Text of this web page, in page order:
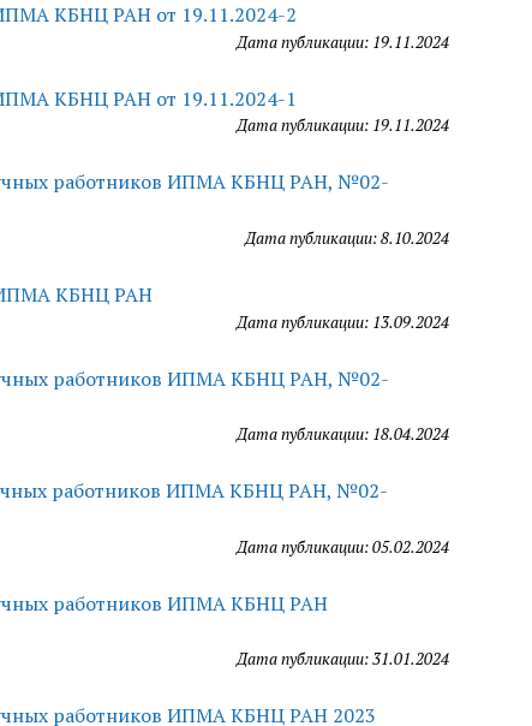
КБНЦ РАН от 19.11.2024-2
Дата публикации: 19.11.2024
КБНЦ РАН от 19.11.2024-1
Дата публикации: 19.11.2024
работников ИПМА КБНЦ РАН, №02-
Дата публикации: 8.10.2024
ИПМА КБНЦ РАН
Дата публикации: 13.09.2024
работников ИПМА КБНЦ РАН, №02-
Дата публикации: 18.04.2024
работников ИПМА КБНЦ РАН, №02-
Дата публикации: 05.02.2024
работников ИПМА КБНЦ РАН
Дата публикации: 31.01.2024
работников ИПМА КБНЦ РАН 2023